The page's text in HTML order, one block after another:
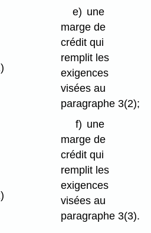
e) une
marge de
crédit qui
remplit les
exigences
visées au
paragraphe 3(2);
f) une
marge de
crédit qui
remplit les
exigences
visées au
paragraphe 3(3).